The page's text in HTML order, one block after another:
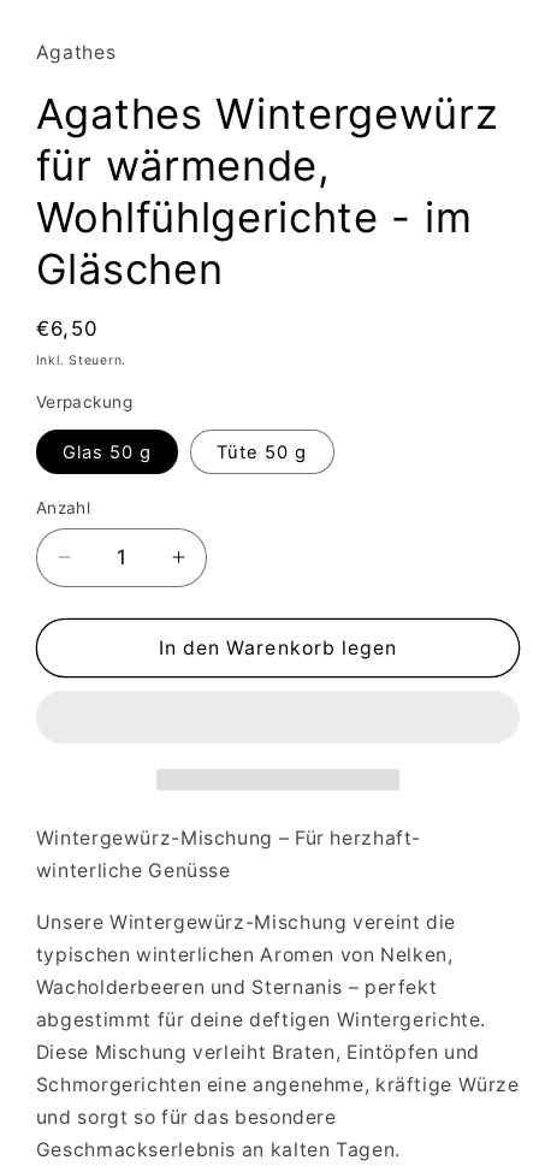
Agathes
Agathes Wintergewürz
für wärmende,
Wohlfühlgerichte - im
Gläschen
Normaler
Preis
€6,50
Inkl. Steuern.
Verpackung
Glas 50 g Tüte 50 g
Anzahl
Anzahl
Verringere
die
Menge
Agathes
im
Gläschen
Erhöhe
die
Menge
für
Agathes
im
Gläschen
In den Warenkorb legen
Wintergewürz-Mischung – Für herzhaft-
winterliche Genüsse
Unsere Wintergewürz-Mischung vereint die
typischen winterlichen Aromen von Nelken,
Wacholderbeeren und Sternanis – perfekt
abgestimmt für deine deftigen Wintergerichte.
Diese Mischung verleiht Braten, Eintöpfen und
Schmorgerichten eine angenehme, kräftige Würze
und sorgt so für das besondere
Geschmackserlebnis an kalten Tagen.